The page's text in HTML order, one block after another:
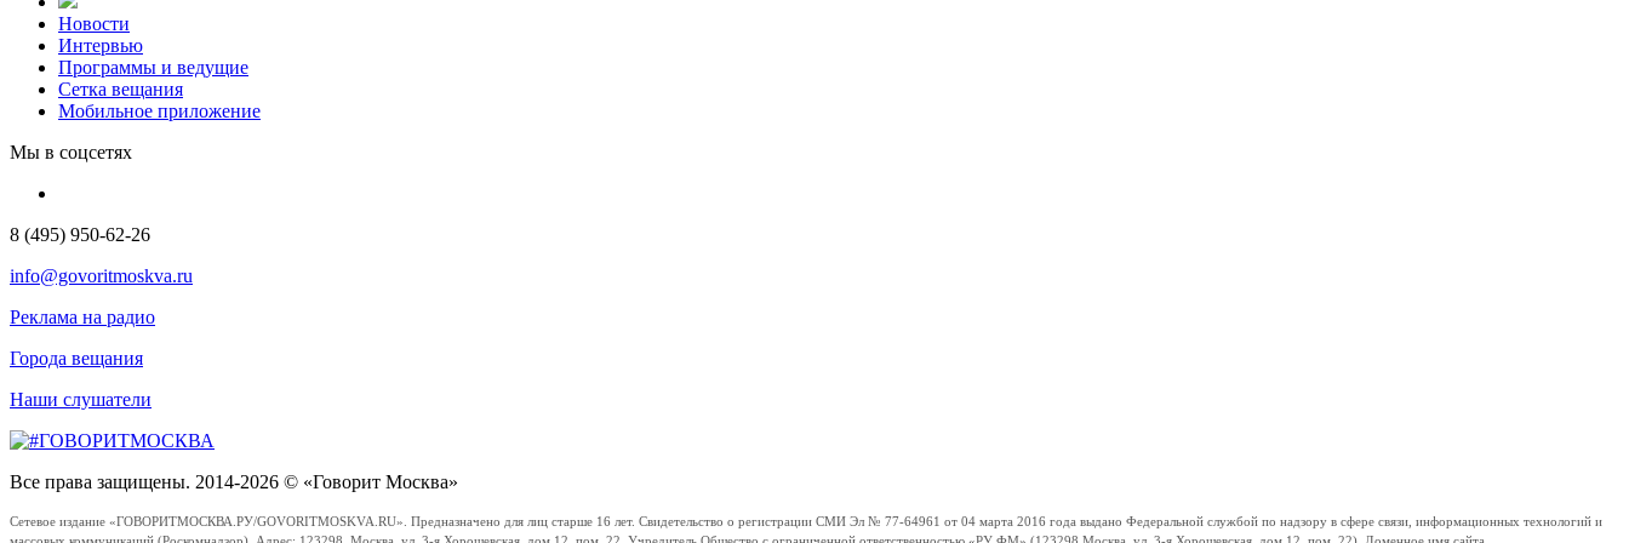
Новости
Интервью
Программы и ведущие
Сетка вещания
Мобильное приложение
Мы в соцсетях
8 (495) 950-62-26
info@govoritmoskva.ru
Реклама на радио
Города вещания
Наши слушатели
Все права защищены. 2014-2026 © «Говорит Москва»
Сетевое издание «ГОВОРИТМОСКВА.РУ/GOVORITMOSKVA.RU». Предназначено для лиц старше 16 лет. Свидетельство о регистрации СМИ Эл № 77-64961 от 04 марта 2016 года выдано Федеральной службой по надзору в сфере связи, информационных технологий и